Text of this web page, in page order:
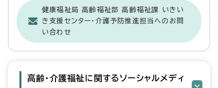
健康福祉局 高齢福祉部 高齢福祉課 いきい
き支援センター・介護予防推進担当へのお問
い合わせ
高齢・介護福祉に関するソーシャルメディ